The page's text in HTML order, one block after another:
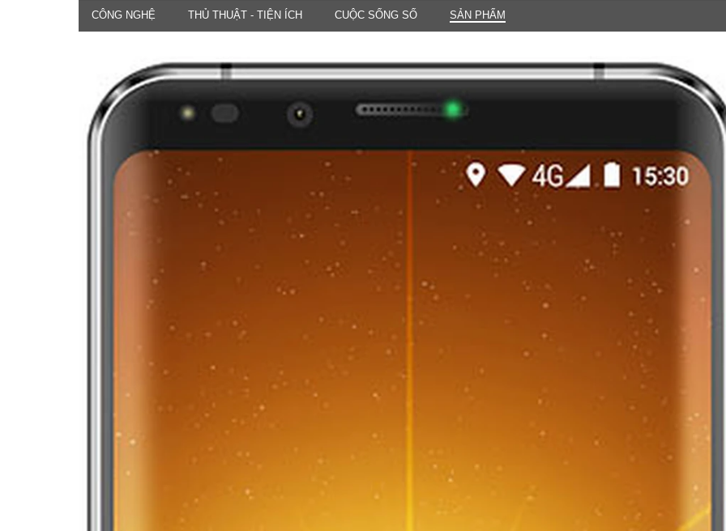
TOÀN CẢNH
Chính sách
Sự kiện
Đối thoại
PHÁP LUẬT
luật
Hồ sơ điều tra
An ninh - Hình sự
KINH TẾ
Tài chính - Ngân
nghiệp
Xu hướng thị
trường
Tiêu dùng và dư
Công nghệ
Giáo dục
Văn hoá
Môi
Giao
ĐA CHIỀU
Quan điểm
Bạn đọc viết
CÔNG NGHỆ THỦ THUẬT - TIỆN ÍCH CUỘC SỐNG SỐ SẢN PHẨM